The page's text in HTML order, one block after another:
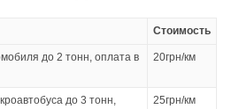
Стоимость
до 2 тонн, оплата в
20грн/км
до 3 тонн,
25грн/км